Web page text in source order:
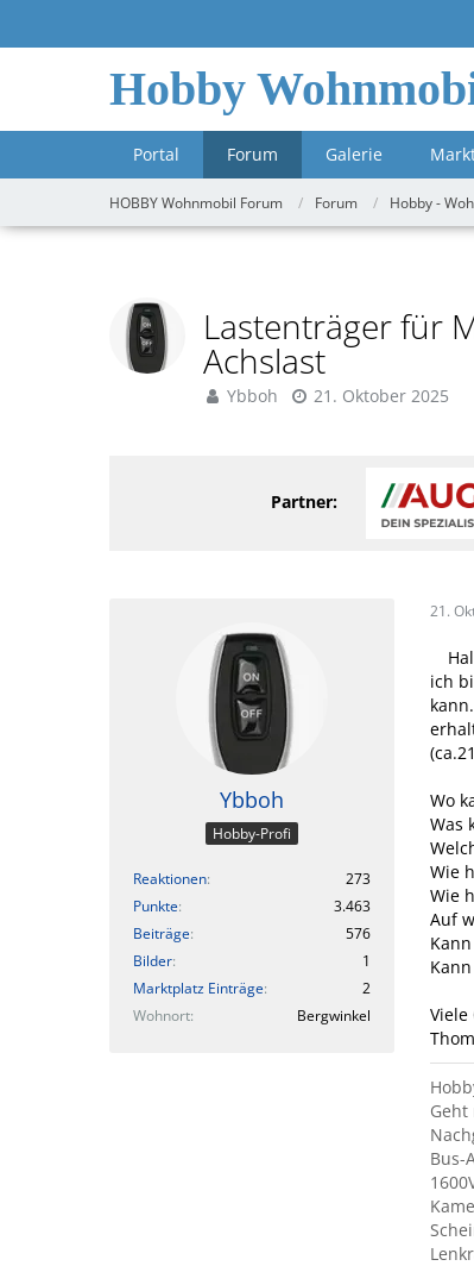
Hobby
Portal Forum Galerie
HOBBY Wohnmobil Forum Forum Hobby -
Lastenträger für
Achslast
Ybboh 21. Oktober 2025
Partner:
Ybboh
Hobby-Profi
Reaktionen
273
Punkte
3.463
Beiträge
576
Bilder
1
Marktplatz Einträge
2
Wohnort
Bergwinkel
21.
ich
Wo
Was
Wie
Wie
Auf
Viele
Geht
Bus-